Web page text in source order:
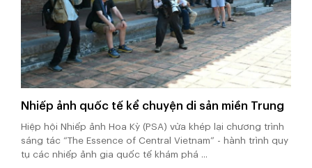
Nhiếp ảnh quốc tế kể chuyện di sản miền Trung
Hiệp hội Nhiếp ảnh Hoa Kỳ (PSA) vừa khép lại chương trình
sáng tác “The Essence of Central Vietnam” - hành trình quy
tụ các nhiếp ảnh gia quốc tế khám phá ...